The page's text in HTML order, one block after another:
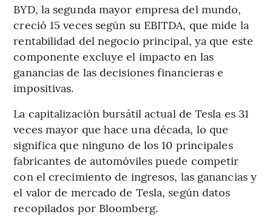
BYD, la segunda mayor empresa del mundo,
creció 15 veces según su EBITDA, que mide la
rentabilidad del negocio principal, ya que este
componente excluye el impacto en las
ganancias de las decisiones financieras e
impositivas.
La capitalización bursátil actual de Tesla es 31
veces mayor que hace una década, lo que
significa que ninguno de los 10 principales
fabricantes de automóviles puede competir
con el crecimiento de ingresos, las ganancias y
el valor de mercado de Tesla, según datos
recopilados por Bloomberg.